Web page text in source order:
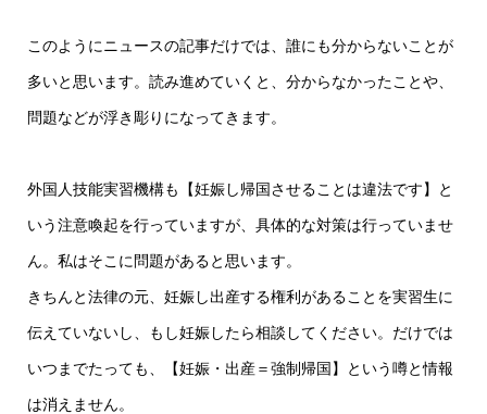
このようにニュースの記事だけでは、誰にも分からないことが
多いと思います。読み進めていくと、分からなかったことや、
問題などが浮き彫りになってきます。
外国人技能実習機構も【妊娠し帰国させることは違法です】と
いう注意喚起を行っていますが、具体的な対策は行っていませ
ん。私はそこに問題があると思います。
きちんと法律の元、妊娠し出産する権利があることを実習生に
伝えていないし、もし妊娠したら相談してください。だけでは
いつまでたっても、【妊娠・出産＝強制帰国】という噂と情報
は消えません。